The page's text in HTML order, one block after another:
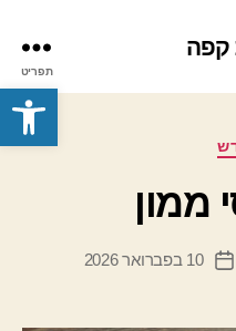
פתח סרגל נגישות
קפה
תפריט
ממון
תאריך
10 בפברואר 2026